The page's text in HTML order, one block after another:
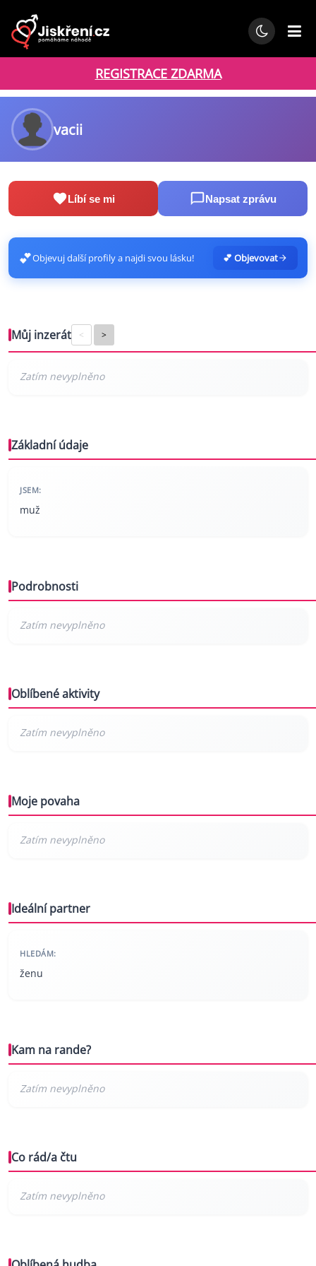
REGISTRACE ZDARMA
vacii
Líbí se mi Napsat zprávu
💕Objevuj další profily a najdi svou lásku! 💕 Objevovat
Můj inzerát < >
Základní údaje
JSEM:
muž
Podrobnosti
Oblíbené aktivity
Moje povaha
Ideální partner
HLEDÁM:
ženu
Kam na rande?
Co rád/a čtu